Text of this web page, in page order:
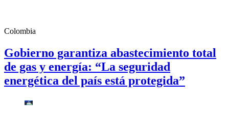
Colombia
Gobierno garantiza abastecimiento total
de gas y energía: “La seguridad
energética del país está protegida”